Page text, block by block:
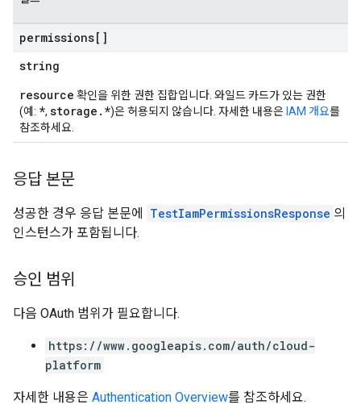
permissions[]
string
resource 확인을 위한 권한 집합입니다. 와일드 카드가 있는 권한
(예: *, storage.*)은 허용되지 않습니다. 자세한 내용은 IAM 개요를
참조하세요.
응답 본문
성공한 경우 응답 본문에 TestIamPermissionsResponse 의
인스턴스가 포함됩니다.
승인 범위
다음 OAuth 범위가 필요합니다.
https://www.googleapis.com/auth/cloud-
platform
자세한 내용은 Authentication Overview를 참조하세요.